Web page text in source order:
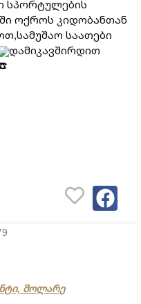
სპორტულების
ოქროს კიდობანთან
საათები
დამიკავშირდით
მოლარე